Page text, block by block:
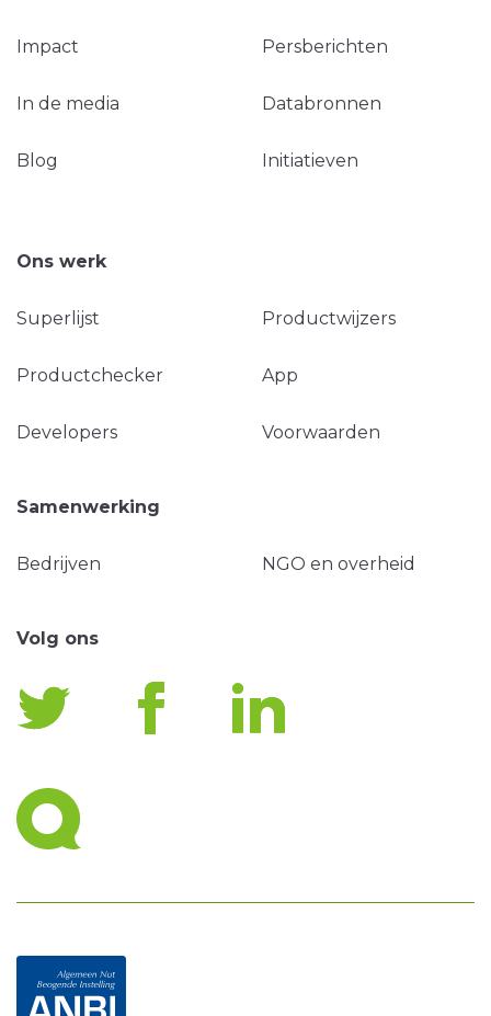
Impact Persberichten
In de media Databronnen
Blog Initiatieven
Ons werk
Superlijst Productwijzers
Productchecker App
Developers Voorwaarden
Samenwerking
Bedrijven NGO en overheid
Volg ons